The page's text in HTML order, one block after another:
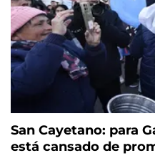
San Cayetano: para
está cansado de